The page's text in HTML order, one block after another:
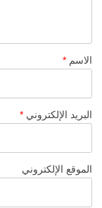
الاسم *
البريد الإلكتروني *
الموقع الإلكتروني